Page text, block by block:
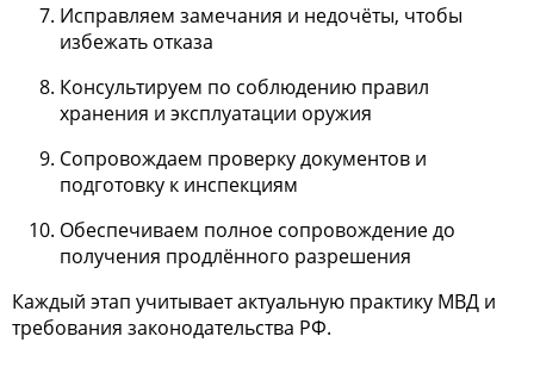
Исправляем замечания и недочёты, чтобы
избежать отказа
Консультируем по соблюдению правил
хранения и эксплуатации оружия
Сопровождаем проверку документов и
подготовку к инспекциям
Обеспечиваем полное сопровождение до
получения продлённого разрешения
Каждый этап учитывает актуальную практику МВД и
требования законодательства РФ.